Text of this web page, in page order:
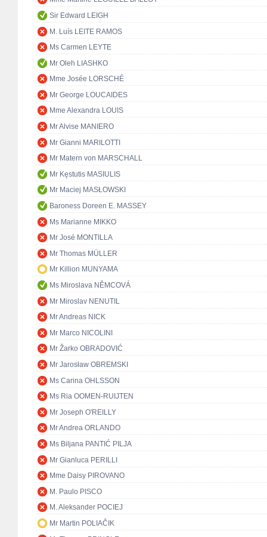
Sir Edward LEIGH
M. Luís LEITE RAMOS
Ms Carmen LEYTE
Mr Oleh LIASHKO
Mme Josée LORSCHÉ
Mr George LOUCAIDES
Mme Alexandra LOUIS
Mr Alvise MANIERO
Mr Gianni MARILOTTI
Mr Matern von MARSCHALL
Mr Kęstutis MASIULIS
Mr Maciej MASŁOWSKI
Baroness Doreen E. MASSEY
Ms Marianne MIKKO
Mr José MONTILLA
Mr Thomas MÜLLER
Mr Killion MUNYAMA
Ms Miroslava NĚMCOVÁ
Mr Miroslav NENUTIL
Mr Andreas NICK
Mr Marco NICOLINI
Mr Žarko OBRADOVIĆ
Mr Jarosław OBREMSKI
Ms Carina OHLSSON
Ms Ria OOMEN-RUIJTEN
Mr Joseph O'REILLY
Mr Andrea ORLANDO
Ms Biljana PANTIĆ PILJA
Mr Gianluca PERILLI
Mme Daisy PIROVANO
M. Paulo PISCO
M. Aleksander POCIEJ
Mr Martin POLIAČIK